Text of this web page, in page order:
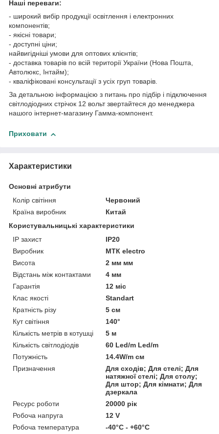
Наші переваги:
- широкий вибір продукції освітлення і електронних
компонентів;
- якісні товари;
- доступні ціни;
найвигідніші умови для оптових клієнтів;
- доставка товарів по всій території України (Нова Пошта,
Автолюкс, Інтайм);
- кваліфіковані консультації з усіх груп товарів.
За детальною інформацією з питань про підбір і підключення
світлодіодних стрічок 12 вольт звертайтеся до менеджера
нашого інтернет-магазину Гамма-компонент.
Приховати
Характеристики
Основні атрибути
Колір світіння
Червоний
Країна виробник
Китай
Користувальницькі характеристики
IP захист
IP20
Виробник
МТК electro
Висота
2 мм мм
Відстань між контактами
4 мм
Гарантія
12 міс
Клас якості
Standart
Кратність різу
5 см
Кут світіння
140°
Кількість метрів в котушці
5 м
Кількість світлодіодів
60 Led/m Led/m
Потужність
14.4W/m см
Призначення
Для сходів; Для стелі; Для
натяжної стелі; Для столу;
Для штор; Для кімнати; Для
дзеркала
Ресурс роботи
20000 рік
Робоча напруга
12 V
Робоча температура
-40°С - +60°С